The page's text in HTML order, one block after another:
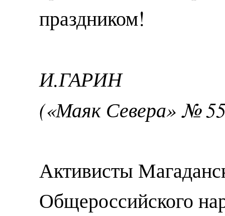
праздником!
И.ГАРИН
(«Маяк Севера» №
Активисты
Общероссийского